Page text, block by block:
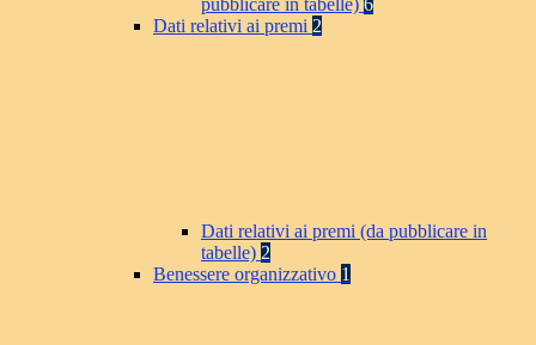
pubblicare in tabelle) 6
Dati relativi ai premi 2
Dati relativi ai premi (da pubblicare in
tabelle) 2
Benessere organizzativo 1